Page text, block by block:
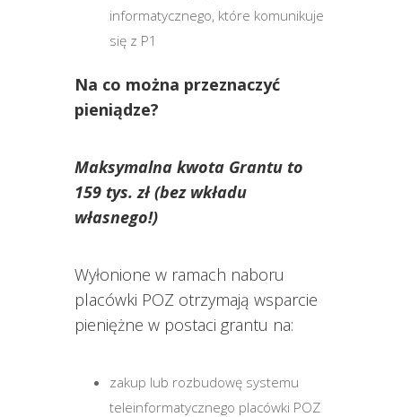
informatycznego, które komunikuje
się z P1
Na co można przeznaczyć
pieniądze?
Maksymalna kwota Grantu to
159 tys. zł (bez wkładu
własnego!)
Wyłonione w ramach naboru
placówki POZ otrzymają wsparcie
pieniężne w postaci grantu na:
zakup lub rozbudowę systemu
teleinformatycznego placówki POZ